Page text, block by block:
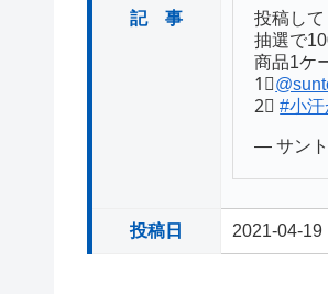
記 事
投稿し
抽選で
商品1ケ
1⃣
2⃣#小
— サン
投稿日 2021-04-19